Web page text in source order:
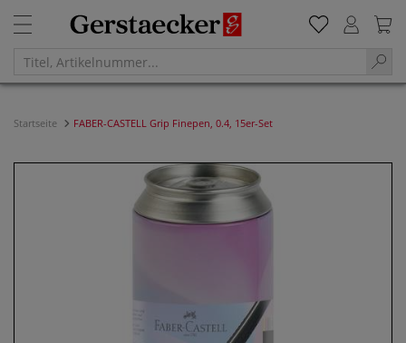
Startseite FABER-CASTELL Grip Finepen, 0.4, 15er-Set